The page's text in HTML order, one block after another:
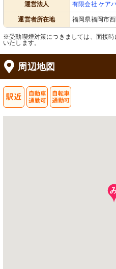
運営法人 有限会社 ケア
運営者所在地 福岡県福岡市
※受動喫煙対策につきましては、面接
いたします。
周辺地図